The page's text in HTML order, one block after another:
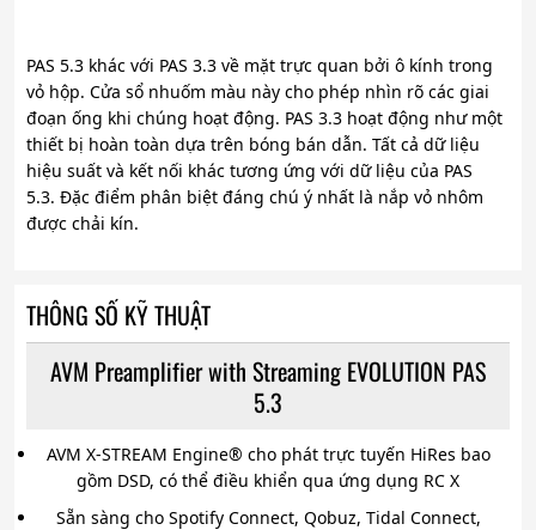
PAS 5.3 khác với PAS 3.3 về mặt trực quan bởi ô kính trong
vỏ hộp. Cửa sổ nhuốm màu này cho phép nhìn rõ các giai
đoạn ống khi chúng hoạt động. PAS 3.3 hoạt động như một
thiết bị hoàn toàn dựa trên bóng bán dẫn. Tất cả dữ liệu
hiệu suất và kết nối khác tương ứng với dữ liệu của PAS
5.3. Đặc điểm phân biệt đáng chú ý nhất là nắp vỏ nhôm
được chải kín.
THÔNG SỐ KỸ THUẬT
AVM Preamplifier with Streaming EVOLUTION PAS
5.3
AVM X-STREAM Engine® cho phát trực tuyến HiRes bao
gồm DSD, có thể điều khiển qua ứng dụng RC X
Sẵn sàng cho Spotify Connect, Qobuz, Tidal Connect,